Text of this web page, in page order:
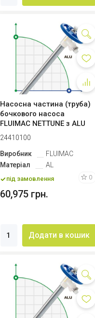
Насосна частина (труба)
бочкового насоса
FLUIMAC NETTUNE з ALU
(вал AISI 316)...
24410100
Виробник
FLUIMAC
Матеріал
AL
під замовлення 0
60,975 грн.
Додати в кошик